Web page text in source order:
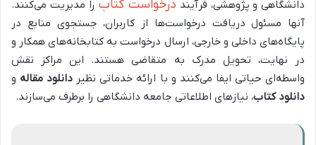
دانشگاهی و پژوهشی، فرآیند درخواست کتاب را مدیریت می‌کنند.
آنها مسئول دریافت درخواست‌ها از کاربران، جستجوی منابع در
پایگاه‌های داخلی و خارجی، ارسال درخواست به کتابخانه‌های همکار و
در نهایت، تحویل مدرک به متقاضی هستند. این مراکز نقش
واسطه‌ای حیاتی ایفا می‌کنند و با ارائه خدماتی نظیر دانلود مقاله و
دانلود کتاب، نیازهای اطلاعاتی جامعه دانشگاهی را برطرف می‌سازند.